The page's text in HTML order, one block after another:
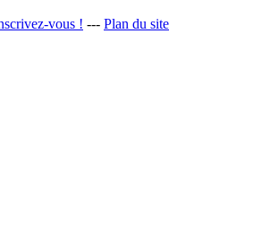
vous ! --- Plan du site